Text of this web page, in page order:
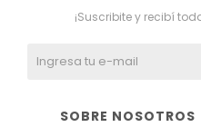
SOBRE NOSOTROS
¡Suscribite y recibí